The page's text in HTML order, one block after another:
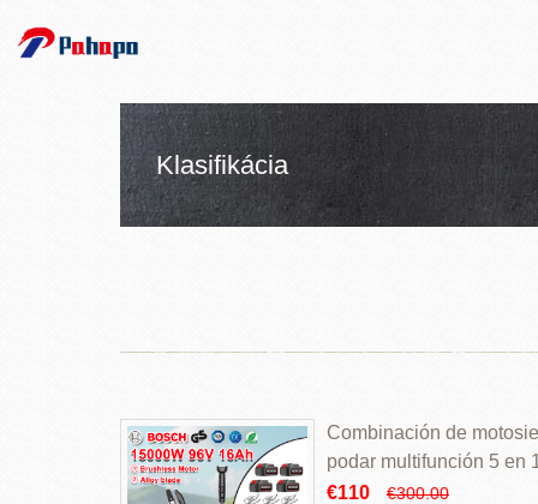
Klasifikácia
Combinación de
podar multifunción 5 en
€110
€300.00